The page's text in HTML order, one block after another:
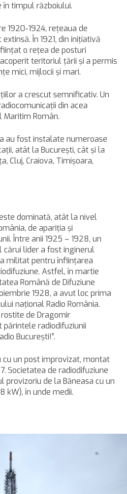
timpul războiului.
1920-1924, reţeaua de
În 1921, din iniţiativă
o reţea de posturi
teritoriul ţării şi a permis
mici, mijlocii şi mari.
a crescut semnificativ. Un
din acea
Maritim Român.
au fost instalate numeroase
atât la Bucureşti, cât şi la
Cluj, Craiova, Timişoara,
dominată, atât la nivel
de apariţia şi
Între anii 1925 – 1928, un
cărui lider a fost inginerul
militat pentru înfiinţarea
Astfel, în martie
Română de Difuziune
1928, a avut loc prima
naţional Radio România.
de Dragomir
părintele radiodifuziunii
Bucureşti!”.
cu un post improvizat, montat
Societatea de radiodifuziune
provizoriu de la Băneasa cu un
kW), în unde medii.